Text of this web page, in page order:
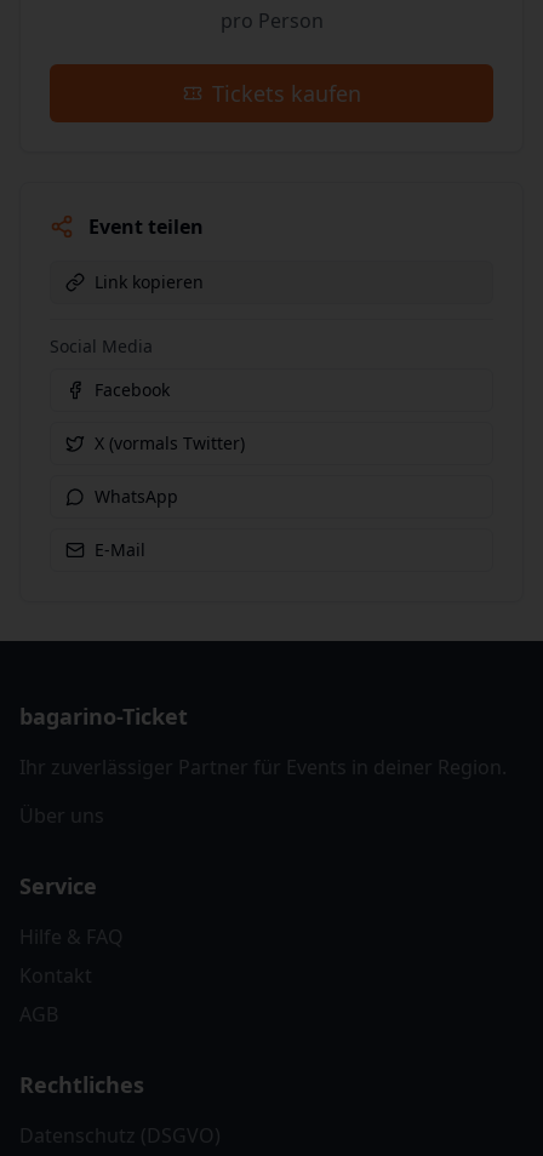
pro Person
Tickets kaufen
Event teilen
Link kopieren
Social Media
Facebook
X (vormals Twitter)
WhatsApp
E-Mail
bagarino-Ticket
Ihr zuverlässiger Partner für Events in deiner Region.
Über uns
Service
Hilfe & FAQ
Kontakt
AGB
Rechtliches
Datenschutz (DSGVO)